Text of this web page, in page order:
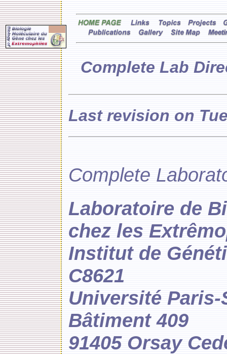
Complete Lab
Last revision on
Complete
Laboratoire de
chez les
Institut de
C8621
Université Paris-
Bâtiment 409
91405 Orsay